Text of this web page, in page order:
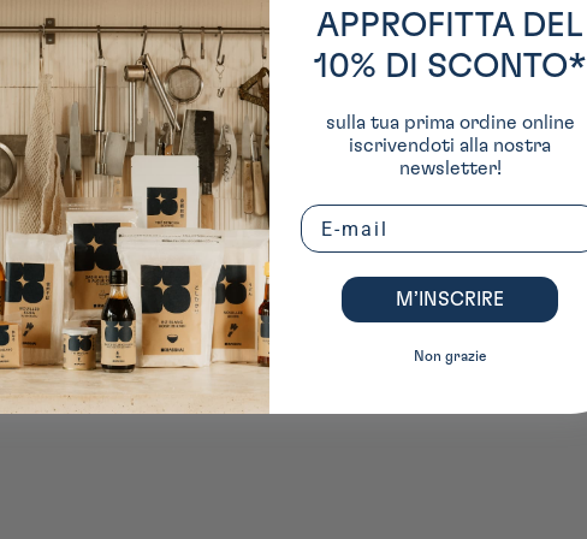
APPROFITTA DEL
10% DI SCONTO*
sulla tua prima ordine online
iscrivendoti alla nostra
newsletter!
Email
M’INSCRIRE
Non grazie